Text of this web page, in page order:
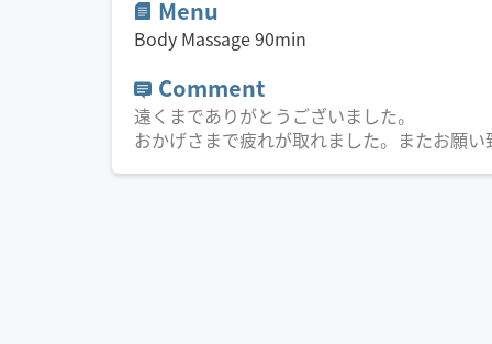
Menu
Body Massage90min
Comment
遠くまでありがとうございました。
おかげさまで疲れが取れました。またお願い